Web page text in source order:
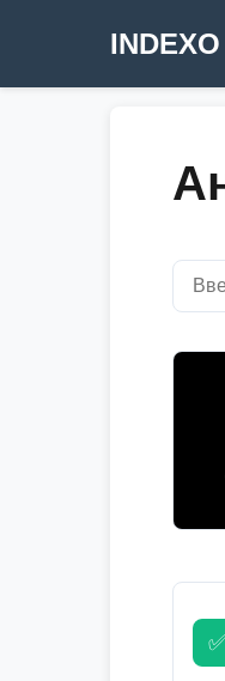
INDEXO
✅